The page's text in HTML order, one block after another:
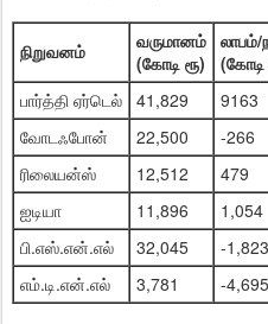
நிறுவனம்
வருமானம்
(கோடி ரூ)
(கோடி
பார்த்தி ஏர்டெல் 41,829
9163
வோடஃபோன்
22,500
-266
ரிலையன்ஸ்
12,512
479
ஐடியா
11,896
1,054
பி.எஸ்.என்.எல்
32,045
-1,823
எம்.டி.என்.எல்
3,781 -4,695